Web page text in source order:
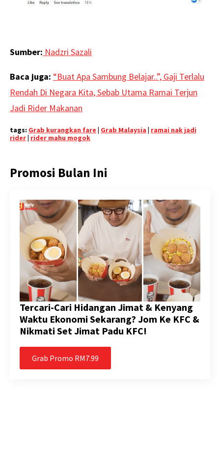
Sumber: Nadzri Sazali
Baca juga: “Buat Apa Sambung Belajar..”, Gaji Terlalu
Rendah Di Negara Kita, Sebab Utama Ramai Terjun
Jadi Rider Makanan
tags: Grab kurangkan fare Grab Malaysia
ramai nak jadi
rider rider mahu mogok
Promosi Bulan Ini
Tercari-Cari Hidangan Jimat & Kenyang
Waktu Ekonomi Sekarang? Jom Ke KFC &
Nikmati Set Jimat Padu KFC!
Grab Promo RM7.99